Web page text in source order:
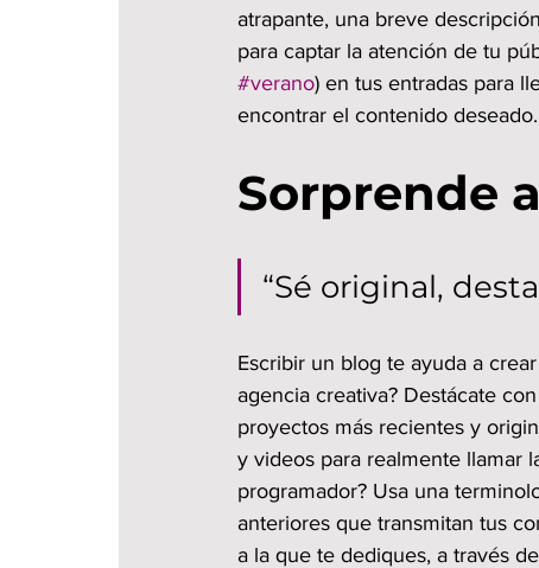
atrapante, una breve
para captar la atención de tu
#verano) en tus entradas para
encontrar el contenido
Sorprende
“Sé original,
Escribir un blog te ayuda a
agencia creativa? Destácate
proyectos más recientes y
y videos para realmente llamar
programador? Usa una
anteriores que transmitan tus
a la que te dediques, a través